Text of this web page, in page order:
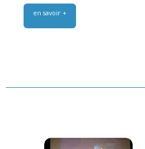
en savoir +